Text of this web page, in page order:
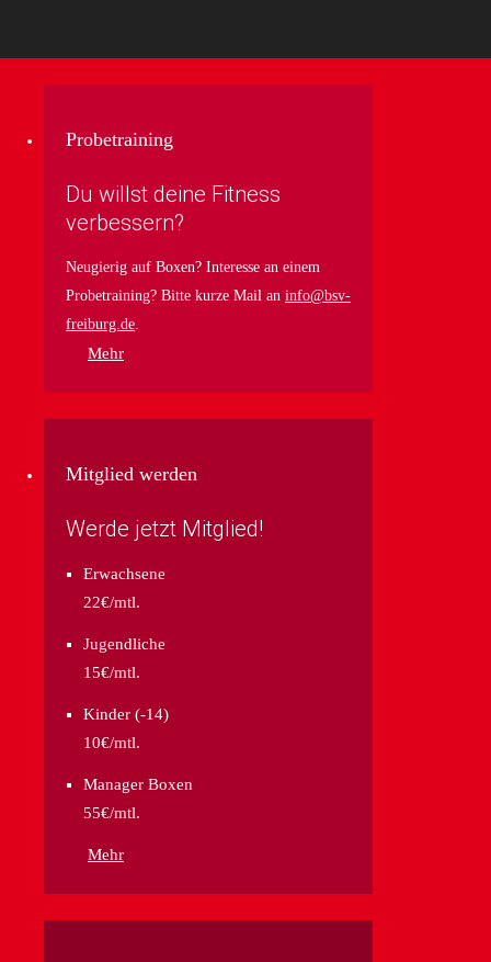
Probetraining
Du willst deine Fitness
verbessern?
Neugierig auf Boxen? Interesse an einem
Probetraining? Bitte kurze Mail an info@bsv-
freiburg.de
Mehr
Mitglied werden
Werde jetzt Mitglied!
Erwachsene
22€/mtl.
Jugendliche
15€/mtl.
Kinder (-14)
10€/mtl.
Manager Boxen
55€/mtl.
Mehr